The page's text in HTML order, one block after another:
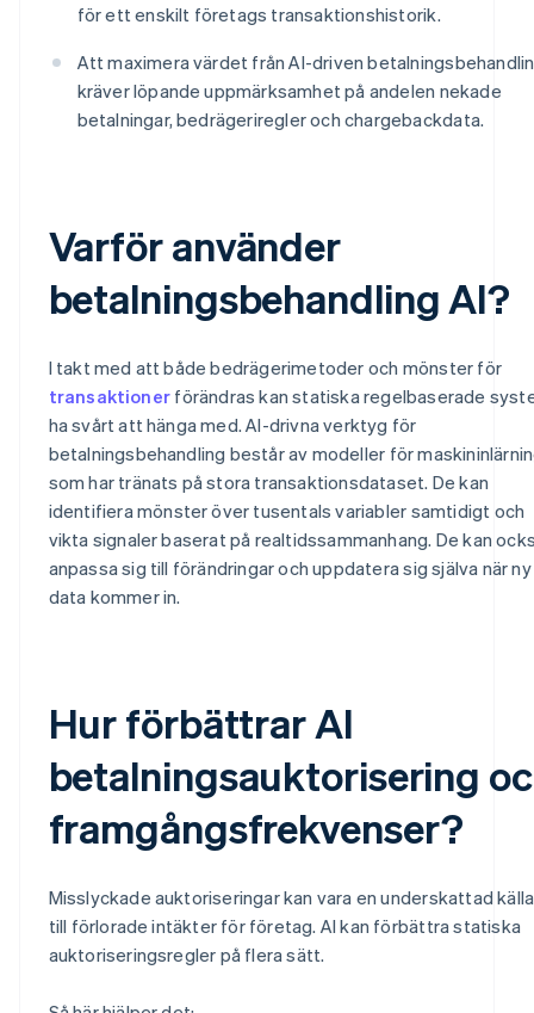
för ett enskilt företags transaktionshistorik.
Att maximera värdet från AI-driven
kräver löpande uppmärksamhet på andelen nekade
betalningar, bedrägeriregler och chargebackdata.
Varför använder
betalningsbehandling AI?
I takt med att både bedrägerimetoder och mönster för
transaktioner förändras kan statiska regelbaserade
ha svårt att hänga med. AI-drivna verktyg för
betalningsbehandling består av modeller för
som har tränats på stora transaktionsdataset. De kan
identifiera mönster över tusentals variabler samtidigt och
vikta signaler baserat på realtidssammanhang. De kan
anpassa sig till förändringar och uppdatera sig själva när ny
data kommer in.
Hur förbättrar AI
betalningsauktorisering
framgångsfrekvenser?
Misslyckade auktoriseringar kan vara en underskattad källa
till förlorade intäkter för företag. AI kan förbättra statiska
auktoriseringsregler på flera sätt.